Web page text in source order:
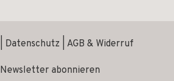
Datenschutz AGB & Widerruf
Newsletter abonnieren